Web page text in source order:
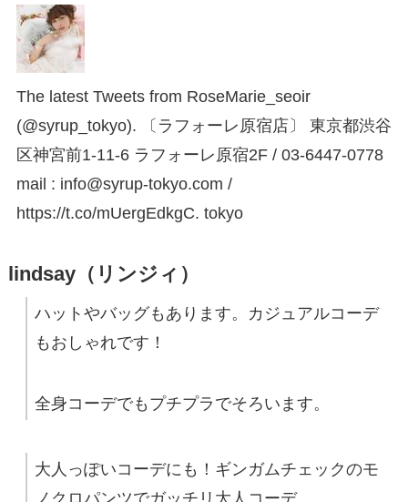
The latest Tweets from RoseMarie_seoir
(@syrup_tokyo). 〔ラフォーレ原宿店〕 東京都渋谷
区神宮前1-11-6 ラフォーレ原宿2F / 03-6447-0778
mail : info@syrup-tokyo.com /
https://t.co/mUergEdkgC. tokyo
lindsay（リンジィ）
ハットやバッグもあります。カジュアルコーデ
もおしゃれです！
全身コーデでもプチプラでそろいます。
大人っぽいコーデにも！ギンガムチェックのモ